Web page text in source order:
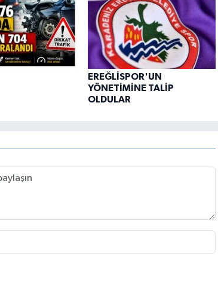
EREĞLİSPOR'UN
YÖNETİMİNE TALİP
OLDULAR